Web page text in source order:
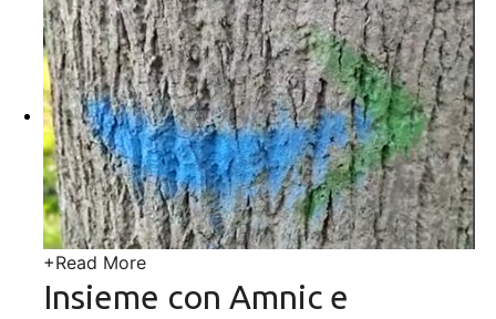
+Read More
Insieme con Amnic e